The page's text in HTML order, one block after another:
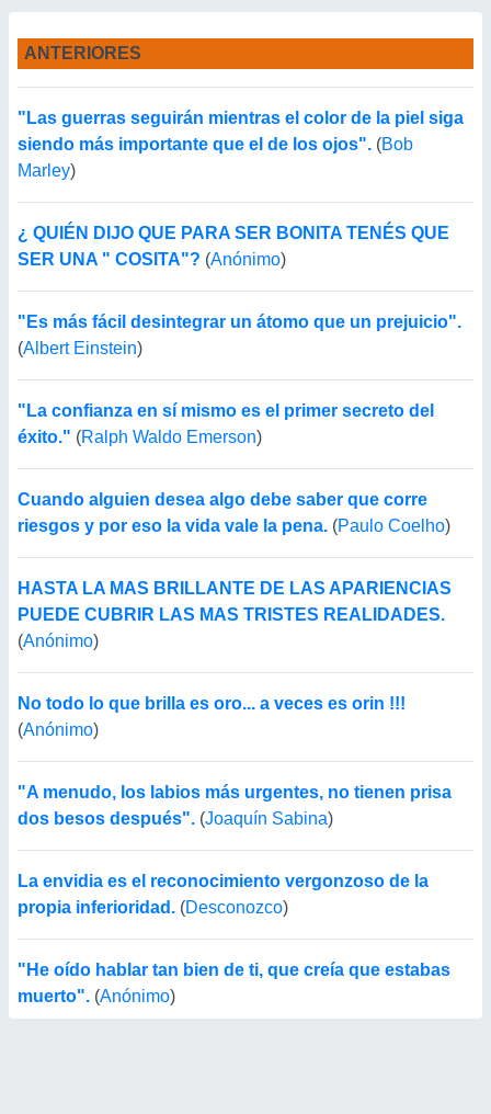
ANTERIORES
"Las guerras seguirán mientras el color de la piel siga
siendo más importante que el de los ojos". (Bob
Marley)
¿ QUIÉN DIJO QUE PARA SER BONITA TENÉS QUE
SER UNA " COSITA"? (Anónimo)
"Es más fácil desintegrar un átomo que un prejuicio".
(Albert Einstein)
"La confianza en sí mismo es el primer secreto del
éxito." (Ralph Waldo Emerson)
Cuando alguien desea algo debe saber que corre
riesgos y por eso la vida vale la pena. (Paulo Coelho)
HASTA LA MAS BRILLANTE DE LAS APARIENCIAS
PUEDE CUBRIR LAS MAS TRISTES REALIDADES.
(Anónimo)
No todo lo que brilla es oro... a veces es orin !!!
(Anónimo)
"A menudo, los labios más urgentes, no tienen prisa
dos besos después". (Joaquín Sabina)
La envidia es el reconocimiento vergonzoso de la
propia inferioridad. (Desconozco)
"He oído hablar tan bien de ti, que creía que estabas
muerto". (Anónimo)